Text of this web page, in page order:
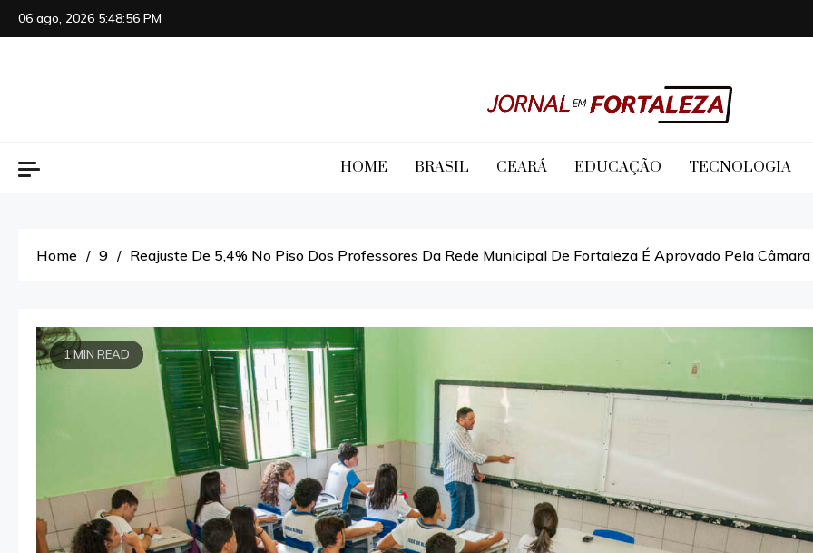
Skip
to
06 ago, 2026 5:48:57 PM
Jornal em Fortaleza
HOME BRASIL CEARÁ EDUCAÇÃO TECNOLOGIA
Home 9 Reajuste De 5,4% No Piso Dos Professores Da Rede Municipal De Fortaleza É Aprovado Pela Câmara
1 MIN READ